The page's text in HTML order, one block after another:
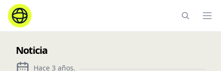
Noticia
Hace 3 años.